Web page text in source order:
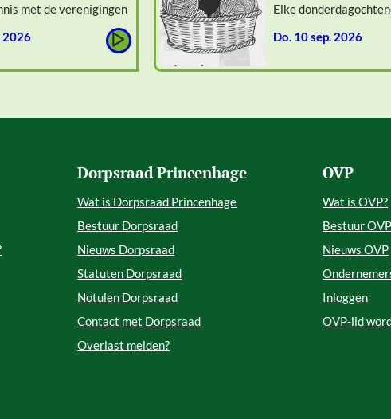
met de verenigingen
2026
Elke
do. 10 sep. 2026
Dorpsraad Princenhage
Wat is Dorpsraad Princenhage
Bestuur Dorpsraad
Nieuws Dorpsraad
Statuten Dorpsraad
Notulen Dorpsraad
Contact met Dorpsraad
Overlast melden?
OVP
Wat is OVP?
Bestuur OVP
Nieuws OVP
Inloggen
OVP-lid